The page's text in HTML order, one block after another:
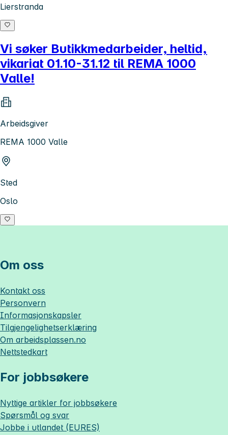
Lierstranda
Vi søker Butikkmedarbeider, heltid,
vikariat 01.10-31.12 til REMA 1000
Valle!
Arbeidsgiver
REMA 1000 Valle
Sted
Oslo
Om oss
Kontakt oss
Personvern
Informasjonskapsler
Tilgjengelighetserklæring
Om arbeidsplassen.no
Nettstedkart
For jobbsøkere
Nyttige artikler for jobbsøkere
Spørsmål og svar
Jobbe i utlandet (EURES)